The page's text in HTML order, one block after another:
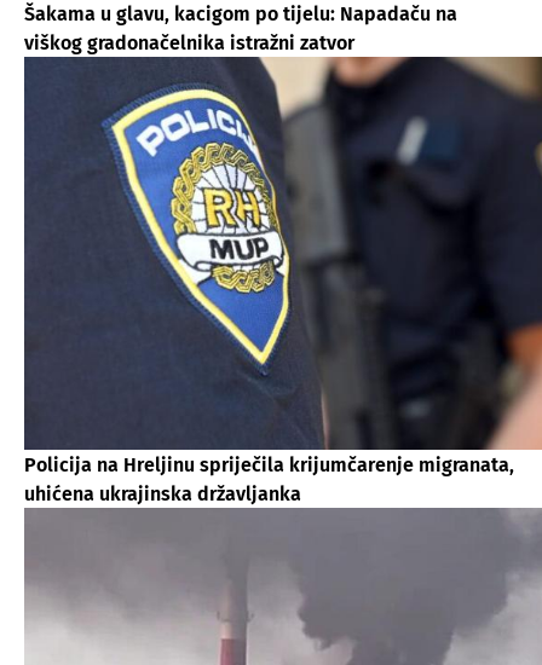
Šakama u glavu, kacigom po tijelu: Napadaču na
viškog gradonačelnika istražni zatvor
Policija na Hreljinu spriječila krijumčarenje migranata,
uhićena ukrajinska državljanka